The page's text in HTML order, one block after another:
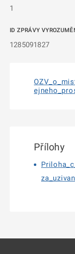
1
ID ZPRÁVY
1285091827
Přílohy